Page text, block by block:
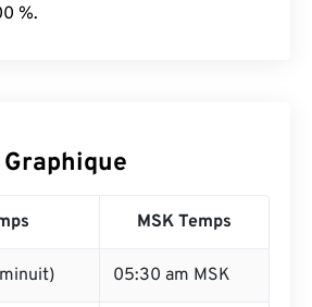
%.
Graphique
MSK Temps
05:30 am MSK